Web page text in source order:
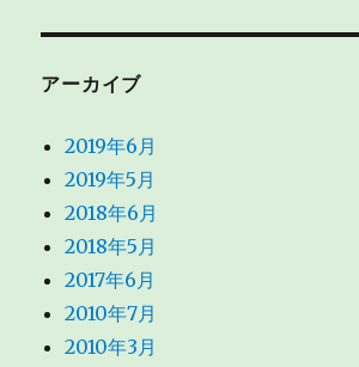
アーカイブ
2019年6月
2019年5月
2018年6月
2018年5月
2017年6月
2010年7月
2010年3月